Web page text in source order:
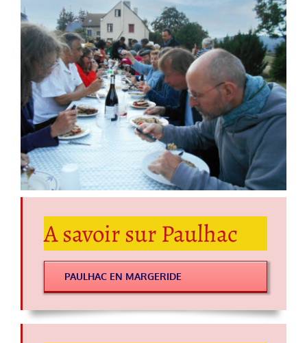
A savoir sur Paulhac
PAULHAC EN MARGERIDE